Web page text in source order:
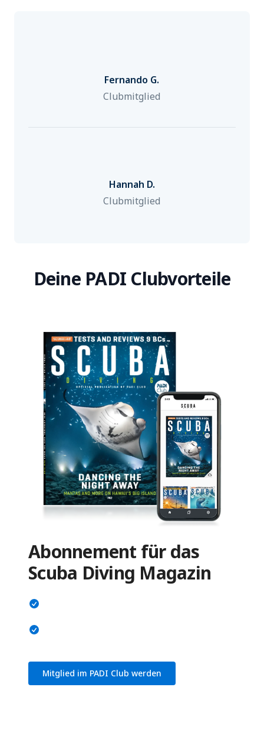
Fernando G.
Clubmitglied
Hannah D.
Clubmitglied
Deine PADI Clubvorteile
Abonnement für das
Scuba Diving Magazin
Mitglied im PADI Club werden